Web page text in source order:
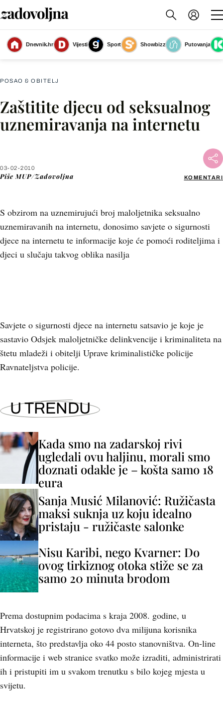
Dnevnik.hr Vijesti Sport Showbizz
Putovanja
Slika nije dostupna
POSAO & OBITELJ
Zaštitite djecu od seksualnog
uznemiravanja na internetu
03-02-2010
Piše MUP/Zadovoljna KOMENTARI
S obzirom na uznemirujući broj maloljetnika seksualno
uznemiravanih na internetu, donosimo savjete o sigurnosti
djece na internetu te informacije koje će pomoći roditeljima i
djeci u slučaju takvog oblika nasilja
Facebook
WhatsApp
Savjete o sigurnosti djece na internetu satsavio je koje je
sastavio Odsjek maloljetničke delinkvencije i kriminaliteta na
štetu mladeži i obitelji Uprave kriminalističke policije
Ravnateljstva policije.
U TRENDU
Kada smo na zadarskoj rivi
ugledali ovu haljinu, morali smo
doznati odakle je – košta samo 18
eura
Sanja Musić Milanović: Ružičasta
maksi suknja uz koju idealno
pristaju - ružičaste salonke
Nisu Karibi, nego Kvarner: Do
ovog tirkiznog otoka stiže se za
samo 20 minuta brodom
Prema dostupnim podacima s kraja 2008. godine, u
Hrvatskoj je registrirano gotovo dva milijuna korisnika
interneta, što predstavlja oko 44 posto stanovništva. On-line
informacije i web stranice svatko može izraditi, administrirati
ih i pristupiti im u svakom trenutku s bilo kojeg mjesta u
svijetu.